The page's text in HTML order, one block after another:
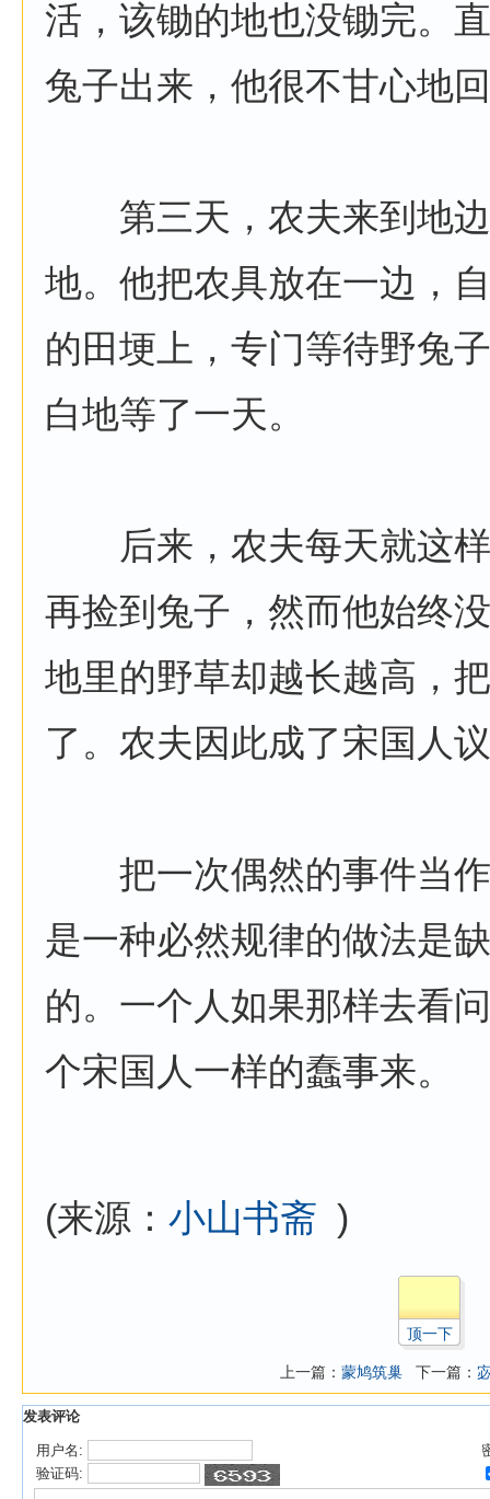
活，该锄的地也没锄完。
兔子出来，他很不甘心地
第三天，农夫来到地边
地。他把农具放在一边，
的田埂上，专门等待野兔
白地等了一天。
后来，农夫每天就这样
再捡到兔子，然而他始终
地里的野草却越长越高，
了。农夫因此成了宋国人
把一次偶然的事件当作
是一种必然规律的做法是
的。一个人如果那样去看
个宋国人一样的蠢事来。
(来源： 小山书斋 )
顶一下
上一篇： 蒙鸠筑巢 下一篇：
发表评论
用户名:
验证码: